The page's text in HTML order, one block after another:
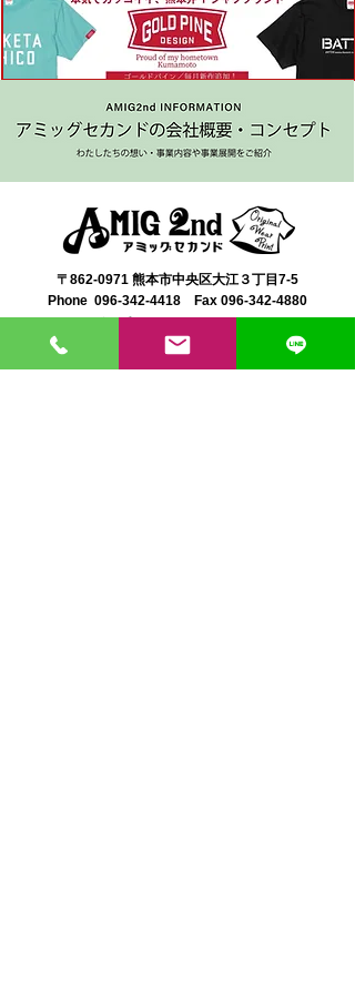
〒862-0971 熊本市中央区大江３丁目7-5
​Phone 096-342-4418 Fax 096-342-4880
【営業時間】9:30〜19:30
【1月・2月／冬季営業時間】9:30～19：00